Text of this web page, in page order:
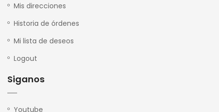
Mis direcciones
Historia de órdenes
Mi lista de deseos
Logout
Siganos
Youtube